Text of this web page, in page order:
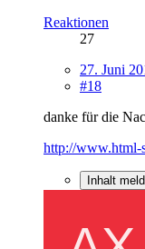
Reaktionen
27
27. Juni
#18
danke für die
http://www.html-
Inhalt